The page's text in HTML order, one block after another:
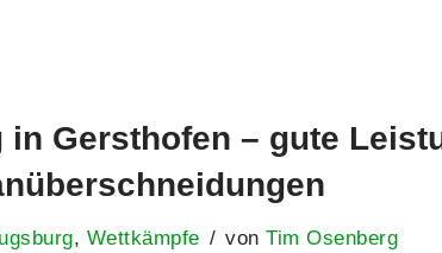
in Gersthofen – gute
, Wettkämpfe vonTim Osenberg